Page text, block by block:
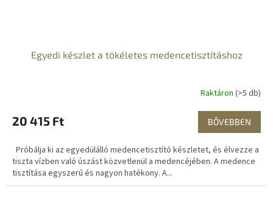
Egyedi készlet a tökéletes medencetisztításhoz
Raktáron (>5 db)
20 415 Ft BŐVEBBEN
Próbálja ki az egyedülálló medencetisztító készletet, és élvezze a
tiszta vízben való úszást közvetlenül a medencéjében. A medence
tisztítása egyszerű és nagyon hatékony. A...